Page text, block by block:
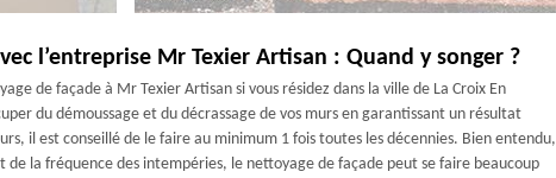
l’entreprise Mr Texier Artisan : Quand y songer ?
de façade à Mr Texier Artisan si vous résidez dans la ville de La Croix En
du démoussage et du décrassage de vos murs en garantissant un résultat
il est conseillé de le faire au minimum 1 fois toutes les décennies. Bien entendu,
la fréquence des intempéries, le nettoyage de façade peut se faire beaucoup